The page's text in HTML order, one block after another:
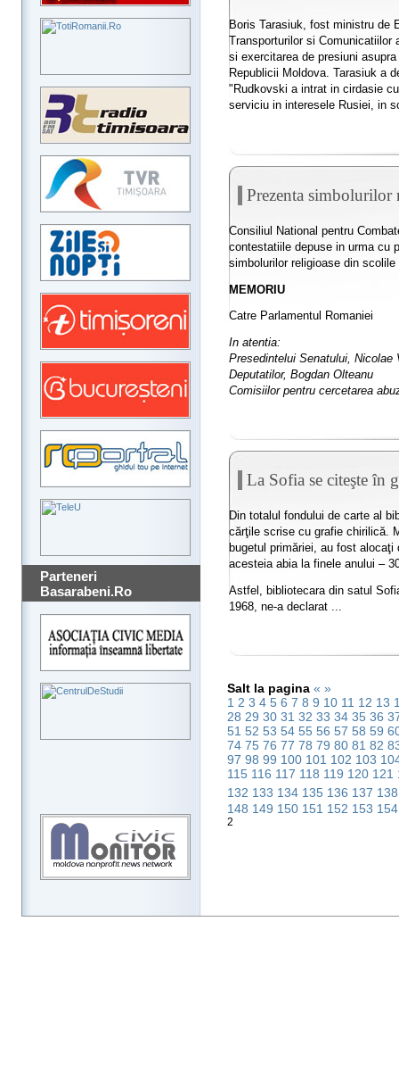
Parteneri
Basarabeni.Ro
Boris Tarasiuk, fost ministru de
Transporturilor si Comunicatiilor
si exercitarea de presiuni
Republicii Moldova. Tarasiuk a
"Rudkovski a intrat in cirdasie
serviciu in interesele Rusiei, in
Prezenta simbolurilor
Consiliul National pentru
contestatiile depuse in urma cu
simbolurilor religioase din scolile
MEMORIU
Catre Parlamentul Romaniei
In atentia:
Presedintelui Senatului, Nicolae
Deputatilor, Bogdan Olteanu
Comisiilor pentru cercetarea
La Sofia se citeşte în
Din totalul fondului de carte al
cărţile scrise cu grafie chirilică.
bugetul primăriei, au fost
acesteia abia la finele anului –
Astfel, bibliotecara din satul
1968, ne-a declarat ...
Salt la pagina « »
1 2 3 4 5 6 7 8 9 10 11 12 13
28 29 30 31 32 33 34 35 36
51 52 53 54 55 56 57 58 59
74 75 76 77 78 79 80 81 82
97 98 99 100 101 102 103
115 116 117 118 119 120 121
132 133 134 135 136 137
148 149 150 151 152 153
2